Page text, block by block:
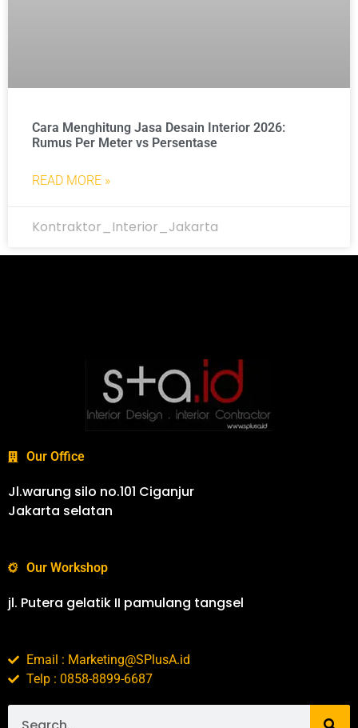
Cara Menghitung Jasa Desain Interior 2026:
Rumus Per Meter vs Persentase
READ MORE »
Kontraktor_Interior_Jakarta
Our Office
Jl.warung silo no.101 Ciganjur
Jakarta selatan
Our Workshop
jl. Putera gelatik II pamulang tangsel
Email : Marketing@SPlusA.id
Telp : 0858-8899-6687